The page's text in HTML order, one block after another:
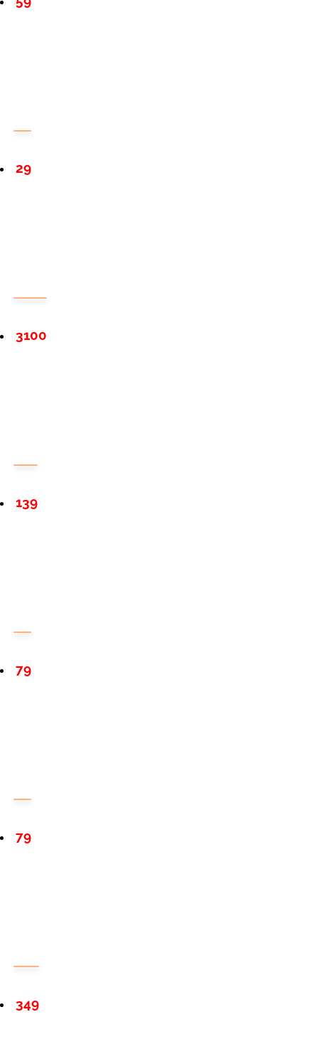
29
3100
139
79
79
349